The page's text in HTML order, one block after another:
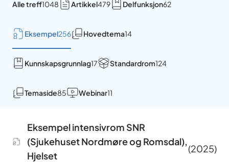
Alle treff1048 Artikkel479 Delfunksjon62
Eksempel256 Hovedtema14
Kunnskapsgrunnlag17 Standardrom124
Temaside85 Webinar11
Eksempel intensivrom SNR
(Sjukehuset Nordmøre og Romsdal),
Hjelset
(2025)